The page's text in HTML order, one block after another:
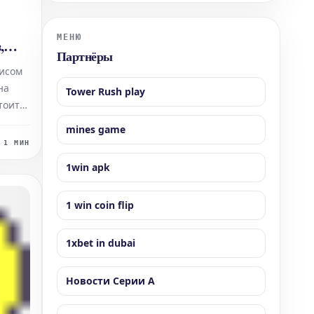
1 МИН
значимых сделок в истории смешанных единоб
МЕНЮ
Партнёры
Tower Rush play
mines game
1win apk
1 win coin flip
1xbet in dubai
Новости Серии А